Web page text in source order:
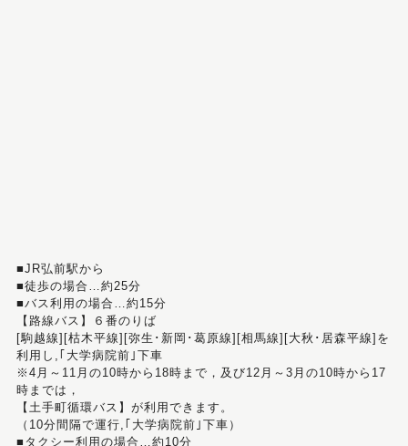
■JR弘前駅から
■徒歩の場合…約25分
■バス利用の場合…約15分
【路線バス】６番のりば
[駒越線][枯木平線][弥生･新岡･葛原線][相馬線][大秋･居森平線]を
利用し,｢大学病院前｣下車
※4月～11月の10時から18時まで，及び12月～3月の10時から17
時までは，
【土手町循環バス】が利用できます。
（10分間隔で運行,｢大学病院前｣下車）
■タクシー利用の場合…約10分